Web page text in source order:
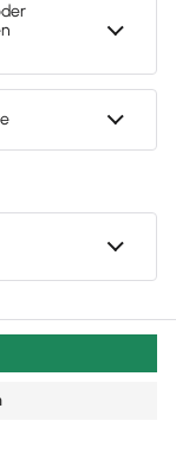
zu
Punkte
öffentliche
– aber auch
ohne
umsetzen –
nur